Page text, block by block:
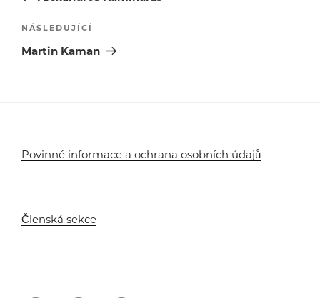
příspěvek
Následující
příspěvek
NÁSLEDUJÍCÍ
Martin Kaman
Povinné informace a ochrana osobních údajů
Členská sekce